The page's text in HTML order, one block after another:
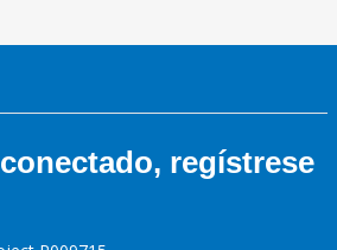
regístrese